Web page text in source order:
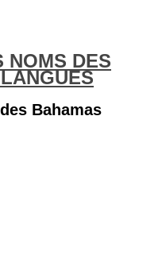
NOMS DES
Bahamas